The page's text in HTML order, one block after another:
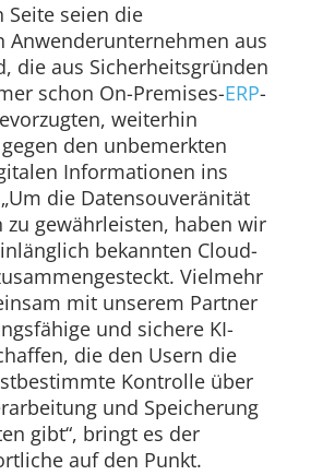
Seite seien die
Anwenderunternehmen aus
die aus Sicherheitsgründen
schon On-Premises-ERP-
weiterhin
den unbemerkten
Informationen ins
die Datensouveränität
zu gewährleisten, haben wir
bekannten Cloud-
Vielmehr
mit unserem Partner
und sichere KI-
die den Usern die
Kontrolle über
und Speicherung
gibt“, bringt es der
auf den Punkt.